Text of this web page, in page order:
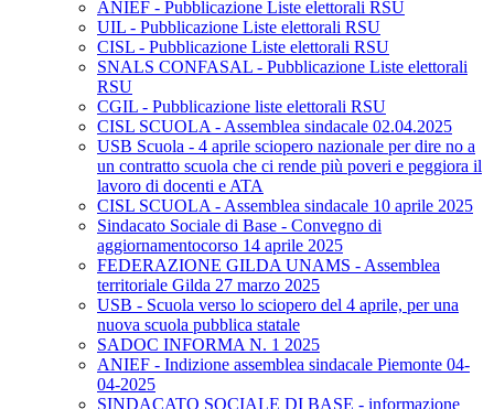
ANIEF - Pubblicazione Liste elettorali RSU
UIL - Pubblicazione Liste elettorali RSU
CISL - Pubblicazione Liste elettorali RSU
SNALS CONFASAL - Pubblicazione Liste elettorali
RSU
CGIL - Pubblicazione liste elettorali RSU
CISL SCUOLA - Assemblea sindacale 02.04.2025
USB Scuola - 4 aprile sciopero nazionale per dire no a
un contratto scuola che ci rende più poveri e peggiora il
lavoro di docenti e ATA
CISL SCUOLA - Assemblea sindacale 10 aprile 2025
Sindacato Sociale di Base - Convegno di
aggiornamentocorso 14 aprile 2025
FEDERAZIONE GILDA UNAMS - Assemblea
territoriale Gilda 27 marzo 2025
USB - Scuola verso lo sciopero del 4 aprile, per una
nuova scuola pubblica statale
SADOC INFORMA N. 1 2025
ANIEF - Indizione assemblea sindacale Piemonte 04-
04-2025
SINDACATO SOCIALE DI BASE - informazione